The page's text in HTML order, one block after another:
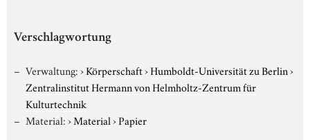
Verschlagwortung
Verwaltung:›Körperschaft›Humboldt-Universität zu Berlin›
Zentralinstitut Hermann von Helmholtz-Zentrum für
Kulturtechnik
Material:›Material›Papier